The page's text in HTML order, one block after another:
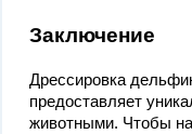
Заключение
Дрессировка
предоставляет
животными. Чтобы